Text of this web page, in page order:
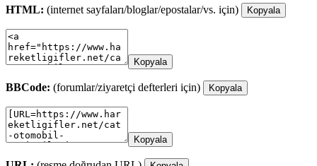
HTML: (internet sayfaları/bloglar/epostalar/vs. için) Kopyala
Kopyala
BBCode: (forumlar/ziyaretçi defterleri için) Kopyala
Kopyala